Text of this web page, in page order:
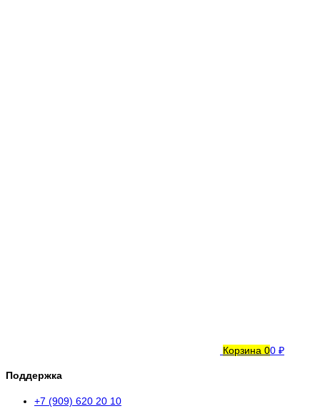
Корзина 00 ₽
Поддержка
+7 (909) 620 20 10